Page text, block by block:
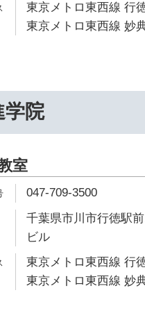
東京メトロ東西線 行
東京メトロ東西線 妙
学院
室
047-709-3500
千葉県市川市行徳駅
ビル
東京メトロ東西線 行
東京メトロ東西線 妙